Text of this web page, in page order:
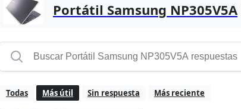
Portátil Samsung NP305V5A
Todas Más útil Sin respuesta Más reciente